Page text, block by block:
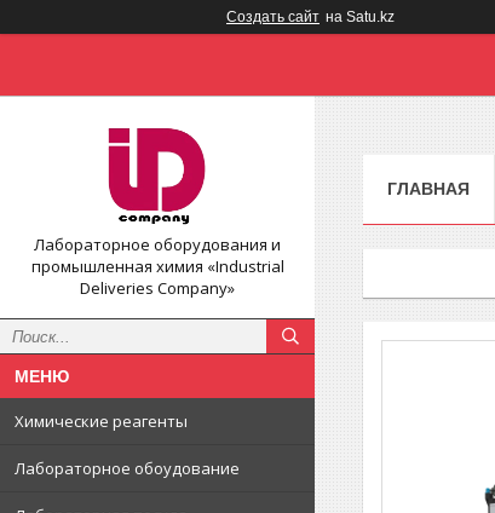
Создать сайт на Satu.kz
Лабораторное оборудования и
промышленная химия «Industrial
Deliveries Company»
Химические реагенты
Лабораторное обоудование
ГЛАВНАЯ